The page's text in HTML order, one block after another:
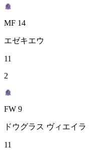
MF 14
エゼキエウ
11
2
FW 9
ドウグラス ヴィエイラ
11